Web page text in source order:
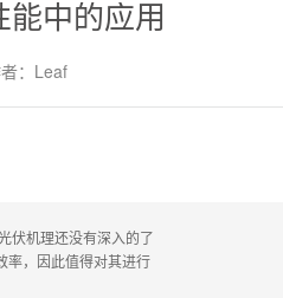
中的应用
：Leaf
伏机理还没有深入的了
率，因此值得对其进行